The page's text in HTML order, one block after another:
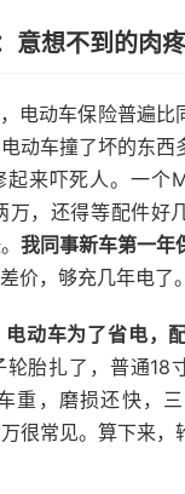
意想不到的肉疼
电动车保险普遍比
动车撞了坏的东西
起来吓死人。一个
万，还得等配件好
我同事新车第一年
价，够充几年电了。
电动车为了省电，
轮胎扎了，普通18
重，磨损还快，
很常见。算下来，